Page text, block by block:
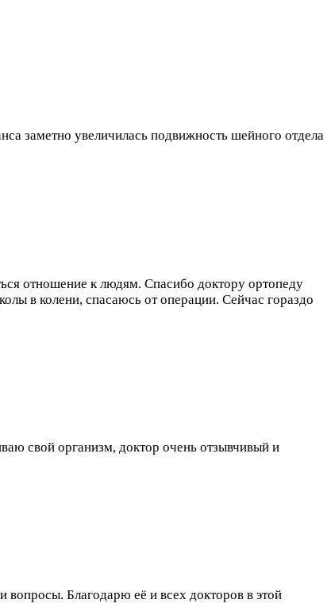
заметно увеличилась подвижность шейного отдела
отношение к людям. Спасибо доктору ортопеду
в колени, спасаюсь от операции. Сейчас гораздо
свой организм, доктор очень отзывчивый и
Благодарю её и всех докторов в этой